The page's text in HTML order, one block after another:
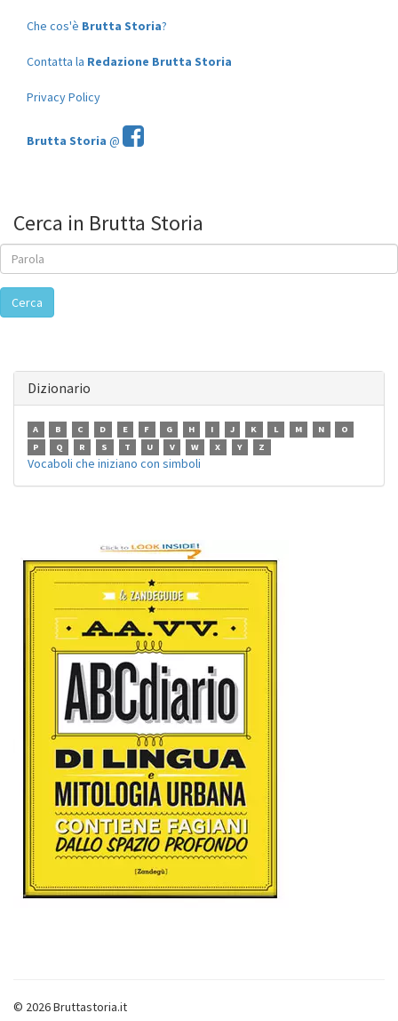
Che cos'è Brutta Storia?
Contatta la Redazione Brutta Storia
Privacy Policy
Brutta Storia @
Cerca in Brutta Storia
Cerca
Dizionario
A B C D E F G H I J K L M N
O
P
Q R S T U V W X Y Z
Vocaboli che iniziano con simboli
© 2026 Bruttastoria.it